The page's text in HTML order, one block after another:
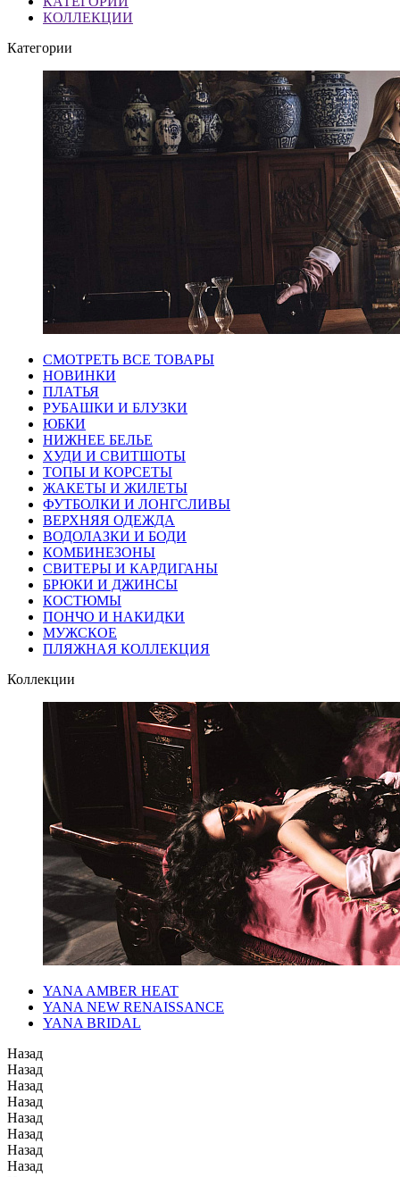
КОЛЛЕКЦИИ
Категории
СМОТРЕТЬ ВСЕ ТОВАРЫ
НОВИНКИ
ПЛАТЬЯ
РУБАШКИ И БЛУЗКИ
ЮБКИ
НИЖНЕЕ БЕЛЬЕ
ХУДИ И СВИТШОТЫ
ТОПЫ И КОРСЕТЫ
ЖАКЕТЫ И ЖИЛЕТЫ
ФУТБОЛКИ И ЛОНГСЛИВЫ
ВЕРХНЯЯ ОДЕЖДА
ВОДОЛАЗКИ И БОДИ
КОМБИНЕЗОНЫ
СВИТЕРЫ И КАРДИГАНЫ
БРЮКИ И ДЖИНСЫ
КОСТЮМЫ
ПОНЧО И НАКИДКИ
МУЖСКОЕ
ПЛЯЖНАЯ КОЛЛЕКЦИЯ
Коллекции
YANA AMBER HEAT
YANA NEW RENAISSANCE
YANA BRIDAL
Назад
Назад
Назад
Назад
Назад
Назад
Назад
Назад